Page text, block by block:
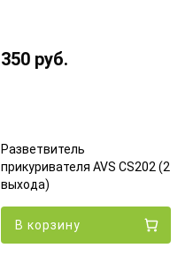
350 руб.
Разветвитель
прикуривателя AVS CS202 (2
выхода)
В корзину